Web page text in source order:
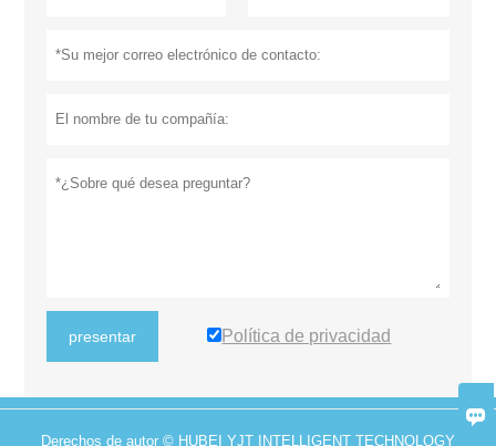

presentar Política de privacidad
Derechos de autor © HUBEI YJT INTELLIGENT TECHNOLOGY